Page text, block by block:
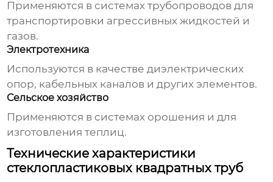
Применяются в системах трубопроводов для
транспортировки агрессивных жидкостей и
газов.
Электротехника
Используются в качестве диэлектрических
опор, кабельных каналов и других элементов.
Сельское хозяйство
Применяются в системах орошения и для
изготовления теплиц.
Технические характеристики
стеклопластиковых квадратных труб